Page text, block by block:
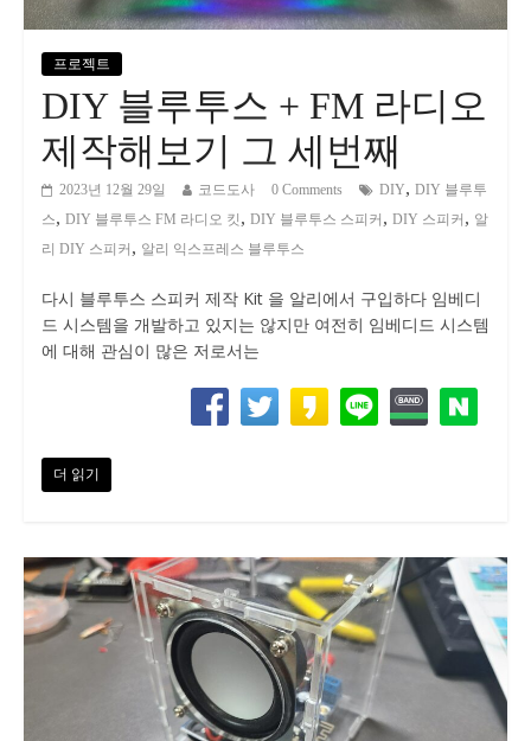
프로젝트
DIY 블루투스 + FM 라디오
제작해보기 그 세번째
2023년 12월 29일 코드도사 0 Comments DIY, DIY 블루투
스, DIY 블루투스 FM 라디오 킷 , DIY 블루투스 스피커 , DIY 스피커 , 알
리 DIY 스피커 , 알리 익스프레스 블루투스
다시 블루투스 스피커 제작 Kit 을 알리에서 구입하다 임베디
드 시스템을 개발하고 있지는 않지만 여전히 임베디드 시스템
에 대해 관심이 많은 저로서는
더 읽기